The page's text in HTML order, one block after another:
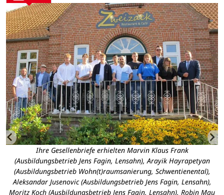
Ihre Gesellenbriefe erhielten Marvin Klaus Frank
(Ausbildungsbetrieb Jens Fagin, Lensahn), Arayik Hayrapetyan
(Ausbildungsbetrieb Wohn(t)raumsanierung, Schwentienental),
Aleksandar Jusenovic (Ausbildungsbetrieb Jens Fagin, Lensahn),
Moritz Koch (Ausbildungsbetrieb Jens Fagin, Lensahn), Robin Mau